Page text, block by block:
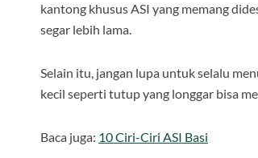
kantong khusus ASI yang memang
segar lebih lama.
Selain itu, jangan lupa untuk selalu
kecil seperti tutup yang longgar bisa
Baca juga: 10 Ciri-Ciri ASI Basi